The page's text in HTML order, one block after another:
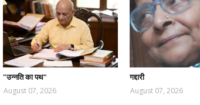
"उन्नति का पथ"
August 07, 2026
गद्दारी
August 07, 2026